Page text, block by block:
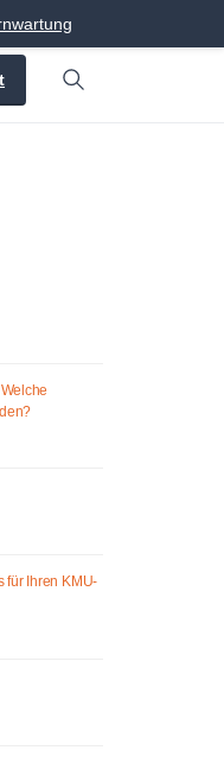
Search
für Ihren KMU-